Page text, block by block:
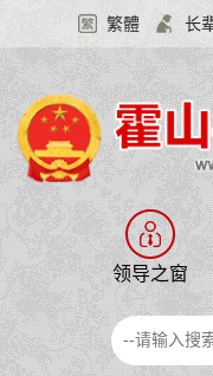
繁體 长
领导之窗